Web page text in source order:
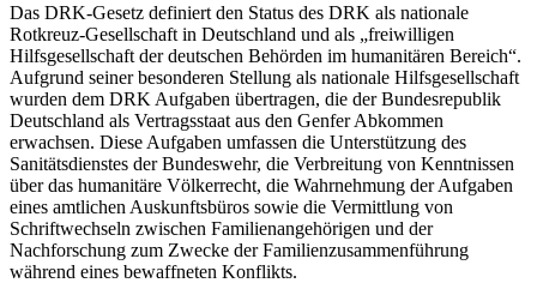
Das DRK-Gesetz definiert den Status des DRK als nationale
Rotkreuz-Gesellschaft in Deutschland und als „freiwilligen
Hilfsgesellschaft der deutschen Behörden im humanitären Bereich“.
Aufgrund seiner besonderen Stellung als nationale Hilfsgesellschaft
wurden dem DRK Aufgaben übertragen, die der Bundesrepublik
Deutschland als Vertragsstaat aus den Genfer Abkommen
erwachsen. Diese Aufgaben umfassen die Unterstützung des
Sanitätsdienstes der Bundeswehr, die Verbreitung von Kenntnissen
über das humanitäre Völkerrecht, die Wahrnehmung der Aufgaben
eines amtlichen Auskunftsbüros sowie die Vermittlung von
Schriftwechseln zwischen Familienangehörigen und der
Nachforschung zum Zwecke der Familienzusammenführung
während eines bewaffneten Konflikts.